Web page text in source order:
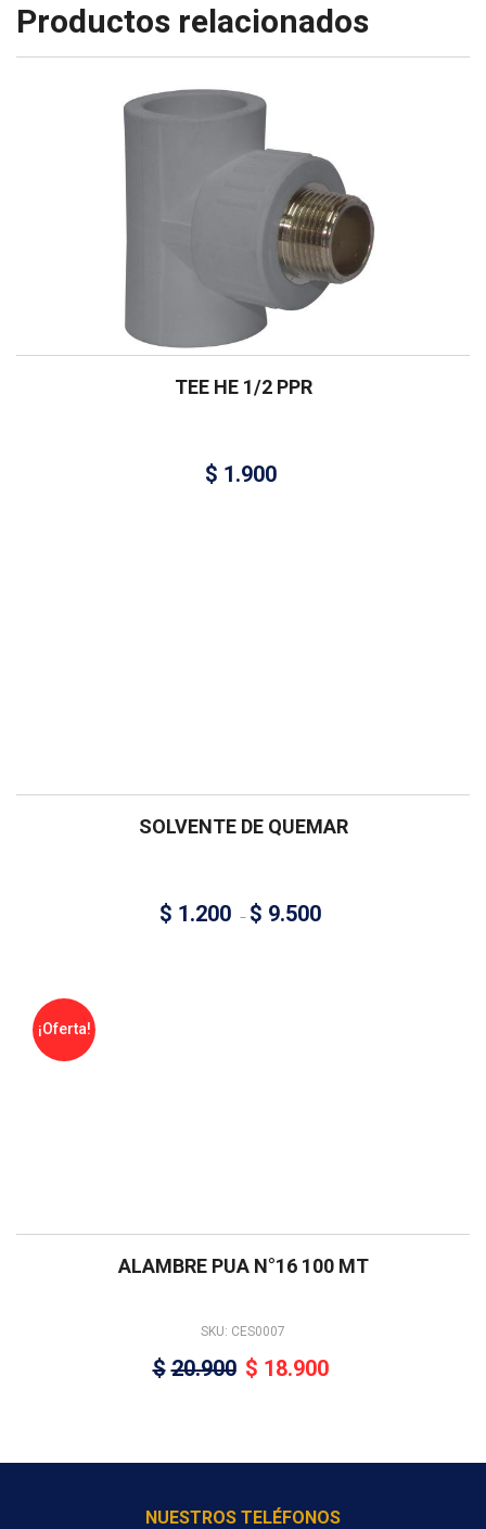
Productos relacionados
TEE HE 1/2 PPR
$ 1.900
SOLVENTE DE QUEMAR
$ 1.200 – $ 9.500
¡Oferta!
ALAMBRE PUA N°16 100 MT
SKU: CES0007
$ 20.900 $ 18.900
NUESTROS TELÉFONOS